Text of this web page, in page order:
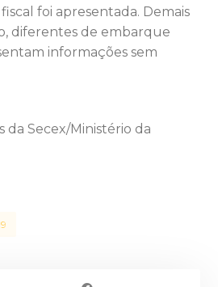
foi apresentada. Demais
diferentes de embarque
informações sem
da Secex/Ministério da